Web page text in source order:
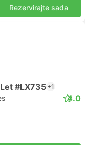
Rezervirajte sada
#LX735 +1
4.0